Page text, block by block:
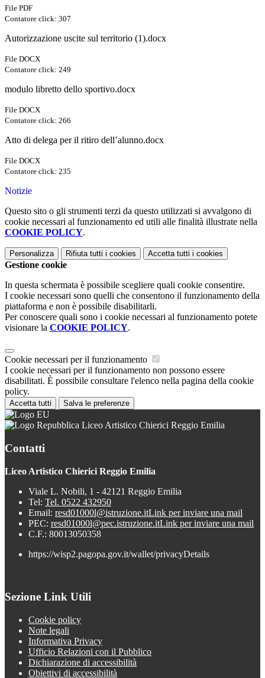
File PDF
Contatore click: 307
Autorizzazione uscite sul territorio (1).docx
File DOCX
Contatore click: 249
modulo libretto dello sportivo.docx
File DOCX
Contatore click: 266
Atto di delega per il ritiro dell’alunno.docx
File DOCX
Contatore click: 235
Notizie
Questo sito o gli strumenti terzi da questo utilizzati si avvalgono di
cookie necessari al funzionamento ed utili alle finalità illustrate nella
COOKIE POLICY.
Personalizza Rifiuta tutti i cookies Accetta tutti i cookies
Gestione cookie
In questa schermata è possibile scegliere quali cookie consentire.
I cookie necessari sono quelli che consentono il funzionamento della
piattaforma e non è possibile disabilitarli.
Per conoscere quali sono i cookie necessari al funzionamento potete
visionare la COOKIE POLICY.
Cookie necessari per il funzionamento
I cookie necessari per il funzionamento non possono essere
disabilitati. È possibile consultare l'elenco nella pagina della cookie
policy.
Accetta tutti Salva le preferenze
Liceo Artistico Chierici Reggio Emilia
Contatti
Liceo Artistico Chierici Reggio Emilia
Viale L. Nobili, 1 - 42121 Reggio Emilia
Tel: Tel. 0522 432950
Email: resd01000l@istruzione.itLink per inviare una mail
PEC: resd01000l@pec.istruzione.itLink per inviare una mail
C.F.: 80013050358
https://wisp2.pagopa.gov.it/wallet/privacyDetails
Sezione Link Utili
Cookie policy
Note legali
Informativa Privacy
Ufficio Relazioni con il Pubblico
Dichiarazione di accessibilità
Obiettivi di accessibilità